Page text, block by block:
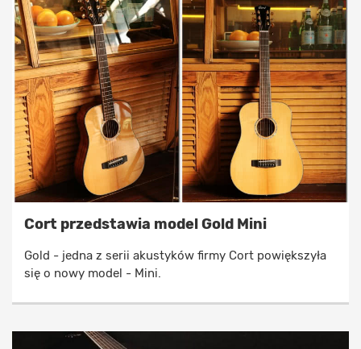
Cort przedstawia model Gold Mini
Gold - jedna z serii akustyków firmy Cort powiększyła
się o nowy model - Mini.